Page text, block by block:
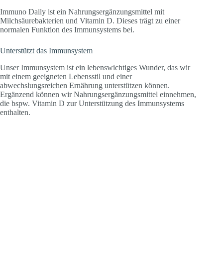
Immuno Daily ist ein Nahrungsergänzungsmittel mit
Milchsäurebakterien und Vitamin D. Dieses trägt zu einer
normalen Funktion des Immunsystems bei.
Unterstützt das Immunsystem
Unser Immunsystem ist ein lebenswichtiges Wunder, das wir
mit einem geeigneten Lebensstil und einer
abwechslungsreichen Ernährung unterstützen können.
Ergänzend können wir Nahrungsergänzungsmittel einnehmen,
die bspw. Vitamin D zur Unterstützung des Immunsystems
enthalten.